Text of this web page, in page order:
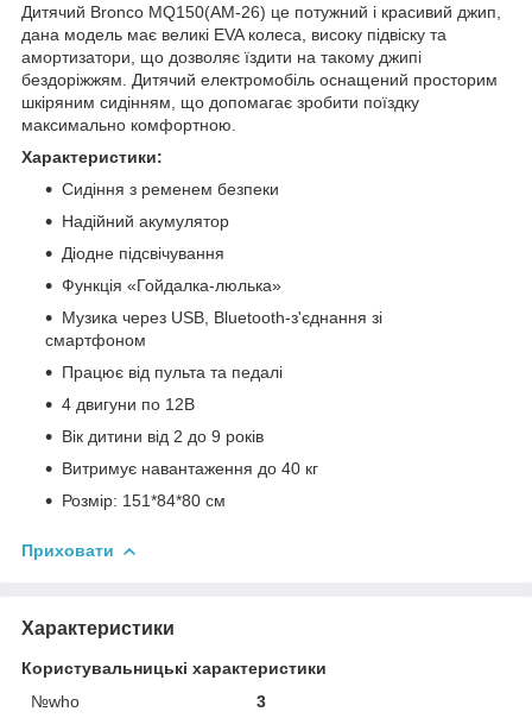
Дитячий Bronco MQ150(AM-26) це потужний і красивий джип,
дана модель має великі EVA колеса, високу підвіску та
амортизатори, що дозволяє їздити на такому джипі
бездоріжжям. Дитячий електромобіль оснащений просторим
шкіряним сидінням, що допомагає зробити поїздку
максимально комфортною.
Характеристики:
Сидіння з ременем безпеки
Надійний акумулятор
Діодне підсвічування
Функція «Гойдалка-люлька»
Музика через USB, Bluetooth-з'єднання зі
смартфоном
Працює від пульта та педалі
4 двигуни по 12В
Вік дитини від 2 до 9 років
Витримує навантаження до 40 кг
Розмір: 151*84*80 см
Приховати
Характеристики
Користувальницькі характеристики
№who
3